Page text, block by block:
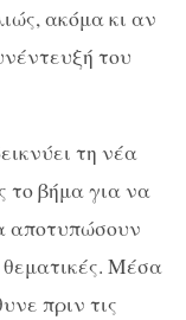
ακόμα κι αν
του
τη νέα
το βήμα για να
αποτυπώσουν
θεματικές. Μέσα
πριν τις